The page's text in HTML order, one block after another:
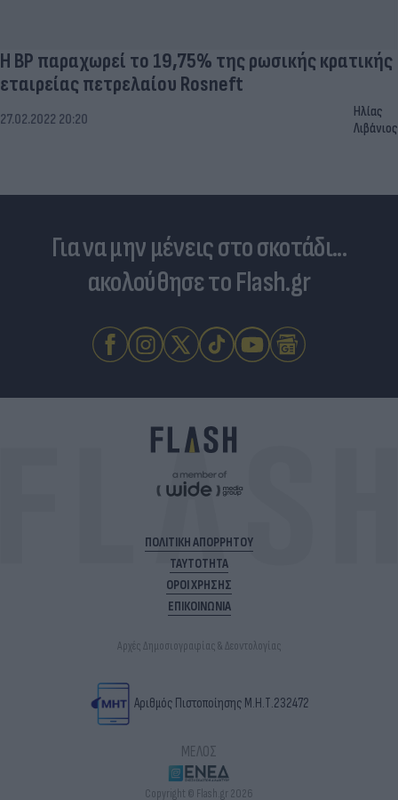
Η BP παραχωρεί το 19,75% της ρωσικής κρατικής
εταιρείας πετρελαίου Rosneft
27.02.2022 20:20
Ηλίας
Λιβάνιος
Για να μην μένεις στο σκοτάδι...
ακολούθησε το Flash.gr
ΠΟΛΙΤΙΚΗ ΑΠΟΡΡΗΤΟΥ
ΤΑΥΤΟΤΗΤΑ
ΟΡΟΙ ΧΡΗΣΗΣ
ΕΠΙΚΟΙΝΩΝΙΑ
Αρχές Δημοσιογραφίας & Δεοντολογίας
Αριθμός Πιστοποίησης Μ.Η.Τ.232472
ΜΕΛΟΣ
Copyright © Flash.gr 2026